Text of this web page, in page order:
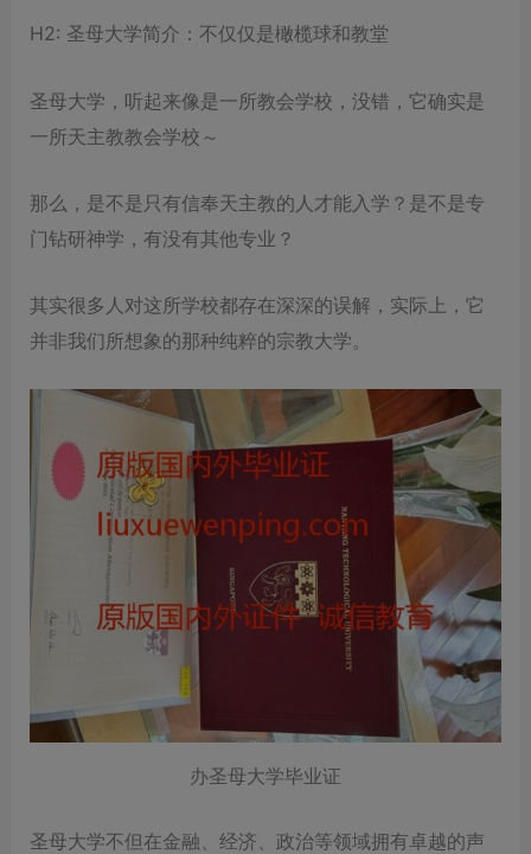
H2: 圣母大学简介：不仅仅是橄榄球和教堂
圣母大学，听起来像是一所教会学校，没错，它确实是
一所天主教教会学校～
那么，是不是只有信奉天主教的人才能入学？是不是专
门钻研神学，有没有其他专业？
其实很多人对这所学校都存在深深的误解，实际上，它
并非我们所想象的那种纯粹的宗教大学。
办圣母大学毕业证
圣母大学不但在金融、经济、政治等领域拥有卓越的声